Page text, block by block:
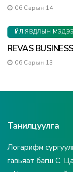
06 Сарын 14
ҮЙЛ ЯВДЛЫН
REVAS
06 Сарын 13
Танилцуулга
Логарифм
гавьяат багш С.